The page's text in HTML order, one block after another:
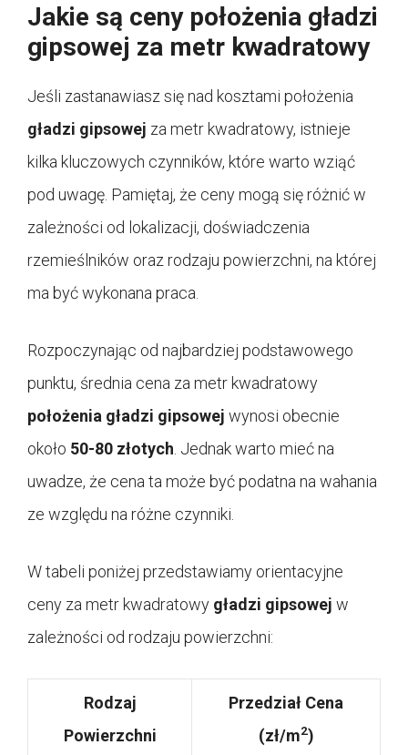
Jakie są ceny położenia gładzi
gipsowej za metr kwadratowy
Jeśli zastanawiasz się nad kosztami położenia
gładzi gipsowej za metr kwadratowy, istnieje
kilka kluczowych czynników, które warto wziąć
pod uwagę. Pamiętaj, że ceny mogą się różnić w
zależności od lokalizacji, doświadczenia
rzemieślników oraz rodzaju powierzchni, na której
ma być wykonana praca.
Rozpoczynając od najbardziej podstawowego
punktu, średnia cena za metr kwadratowy
położenia gładzi gipsowej wynosi obecnie
około 50-80 złotych . Jednak warto mieć na
uwadze, że cena ta może być podatna na wahania
ze względu na różne czynniki.
W tabeli poniżej przedstawiamy orientacyjne
ceny za metr kwadratowy gładzi gipsowej w
zależności od rodzaju powierzchni:
Rodzaj
Powierzchni
Przedział Cena
(zł/m2)